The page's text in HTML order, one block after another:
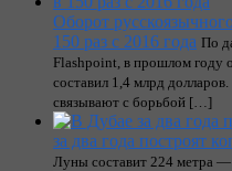
Оборот
150 раз с 2016 года По
Flashpoint, в прошлом году
составил 1,4 млрд
связывают с борьбой […]
за два года построят
Луны составит 224 метра —